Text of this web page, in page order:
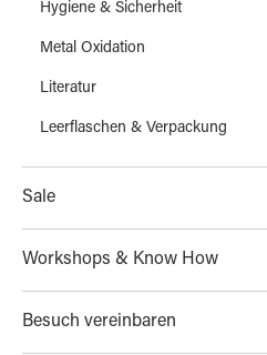
Hygiene & Sicherheit
Metal Oxidation
Literatur
Leerflaschen & Verpackung
Sale
Workshops & Know How
Besuch vereinbaren